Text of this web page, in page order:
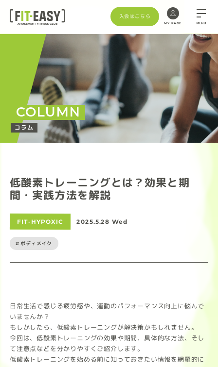
入会はこちら
MY PAGE MENU
COLUMN
コラム
低酸素トレーニングとは？効果と期
間・実践方法を解説
FIT-HYPOXIC 2025.5.28 Wed
#ボディメイク
日常生活で感じる疲労感や、運動のパフォーマンス向上に悩んで
いませんか？
もしかしたら、低酸素トレーニングが解決策かもしれません。
今回は、低酸素トレーニングの効果や期間、具体的な方法、そし
て注意点などを分かりやすくご紹介します。
低酸素トレーニングを始める前に知っておきたい情報を網羅的に